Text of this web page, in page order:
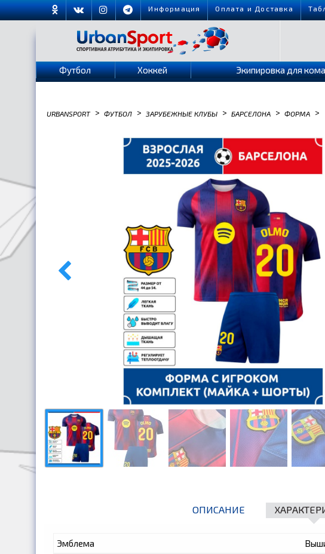
Информация Оплата и Доставка
Футбол Хоккей Экипировка для
URBANSPORT > ФУТБОЛ > ЗАРУБЕЖНЫЕ КЛУБЫ > БАРСЕЛОНА > ФОРМА >
ОПИСАНИЕ
Эмблема